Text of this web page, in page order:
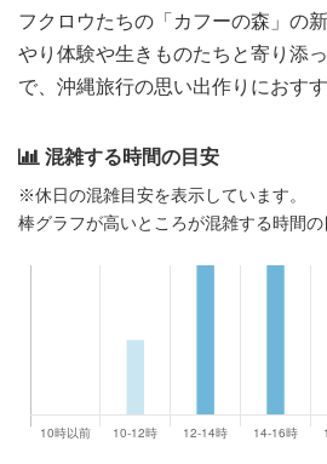
フクロウたちの「カフーの森」の
やり体験や生きものたちと寄り添
で、沖縄旅行の思い出作りにおすす
混雑する時間の目安
※休日の混雑目安を表示しています。
棒グラフが高いところが混雑する時間の